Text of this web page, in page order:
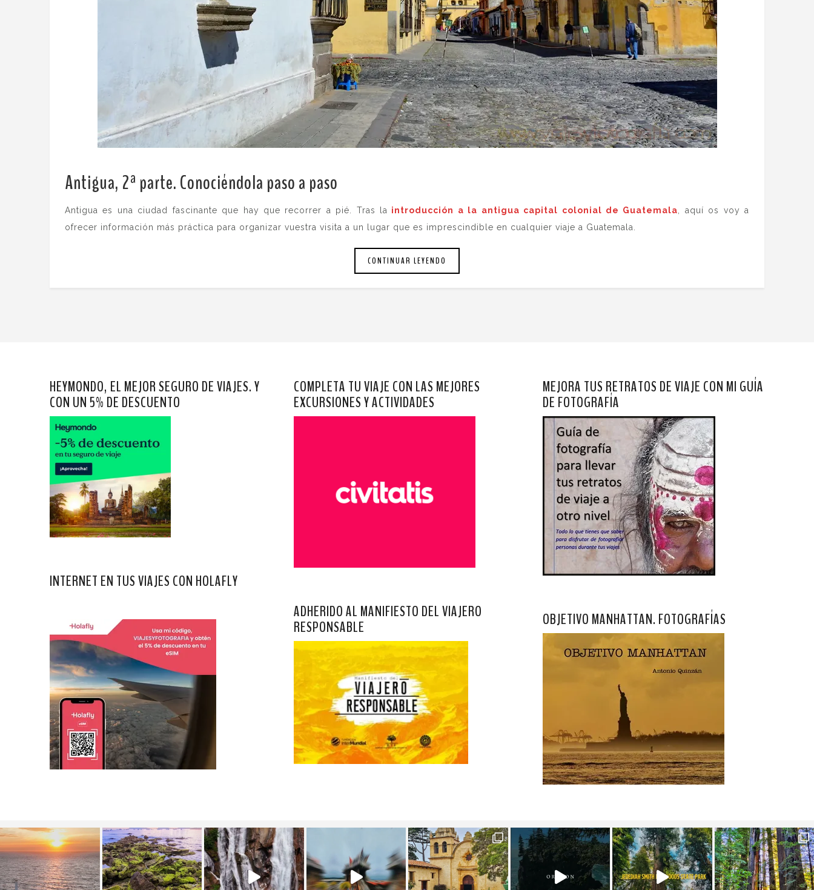
Antigua, 2ª parte. Conociéndola paso a paso
Antigua es una ciudad fascinante que hay que recorrer a pié. Tras la introducción a la antigua capital colonial de Guatemala, aquí os voy a
ofrecer información más práctica para organizar vuestra visita a un lugar que es imprescindible en cualquier viaje a Guatemala.
CONTINUAR LEYENDO
HEYMONDO, EL MEJOR SEGURO DE VIAJES. Y
CON UN 5% DE DESCUENTO
INTERNET EN TUS VIAJES CON HOLAFLY
COMPLETA TU VIAJE CON LAS MEJORES
EXCURSIONES Y ACTIVIDADES
ADHERIDO AL MANIFIESTO DEL VIAJERO
RESPONSABLE
MEJORA TUS RETRATOS DE VIAJE CON MI GUÍA
DE FOTOGRAFÍA
OBJETIVO MANHATTAN. FOTOGRAFÍAS